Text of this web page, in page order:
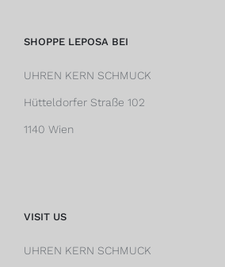
SHOPPE LEPOSA BEI
UHREN KERN SCHMUCK
Hütteldorfer Straße 102
1140 Wien
VISIT US
UHREN KERN SCHMUCK